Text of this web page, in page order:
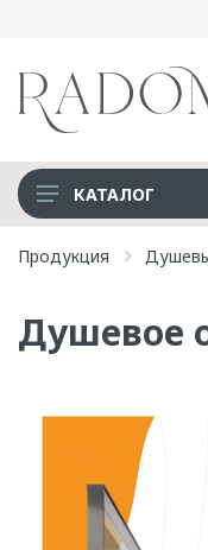
Акриловые
Душевые
СПА-Бассейны
Ванны для людей
ограниченными
возможностями
КАТАЛОГ
Продукция
Душевое